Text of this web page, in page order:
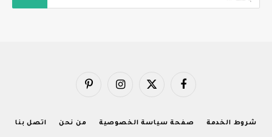
فيسبوك X
الانستغرامبينتيريست
شروط الخدمة صفحة سياسة الخصوصية من نحن اتصل بنا